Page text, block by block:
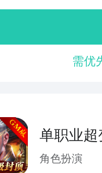
需优
单职业超
角色扮演